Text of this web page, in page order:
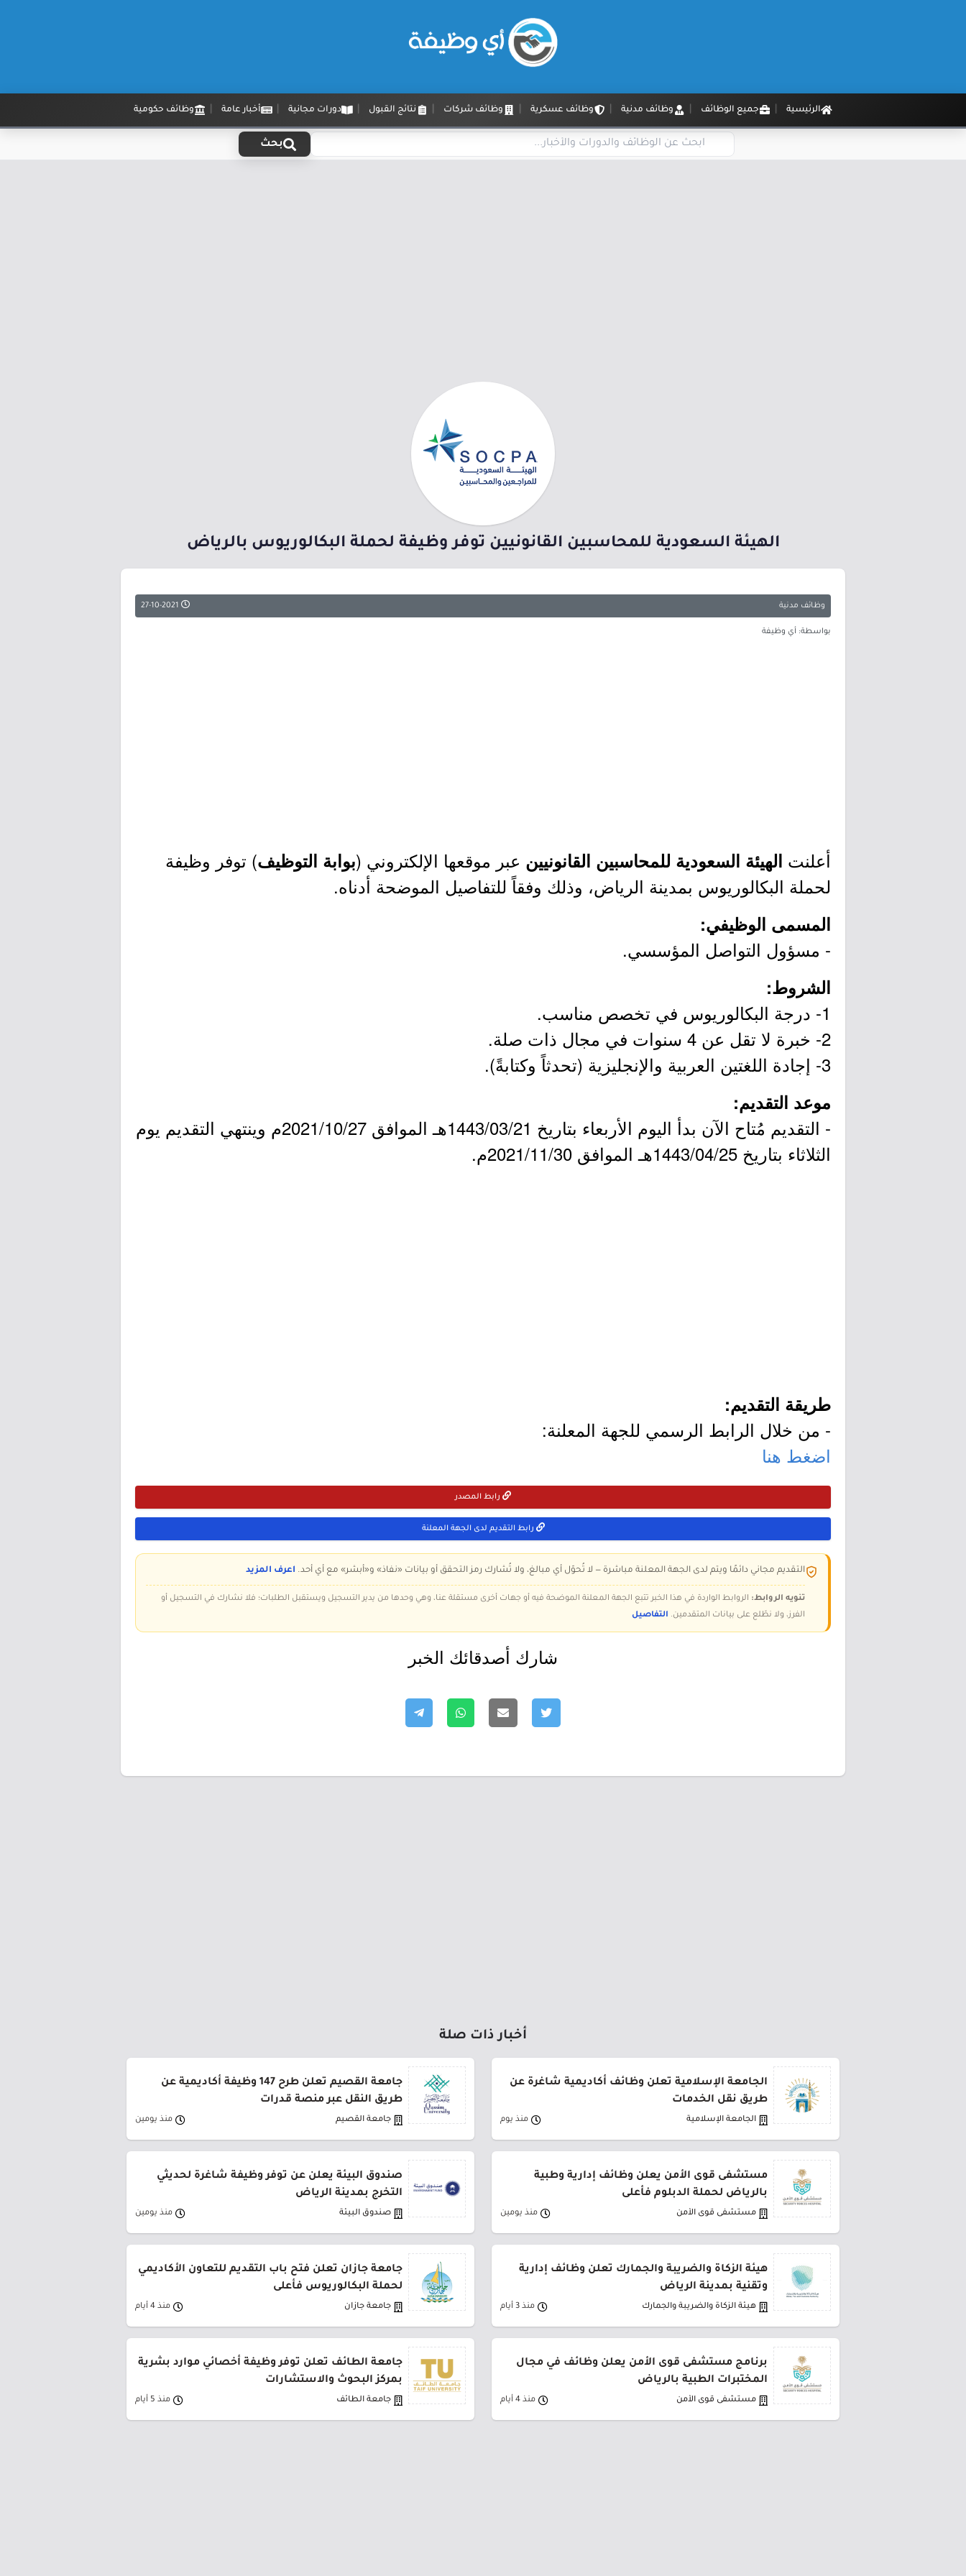
الرئيسية جميع الوظائف وظائف مدنية وظائف عسكرية وظائف شركات نتائج القبول دورات مجانية أخبار عامة وظائف حكومية
بحث
الهيئة السعودية للمحاسبين القانونيين توفر وظيفة لحملة البكالوريوس بالرياض
وظائف مدنية
بواسطة: أي وظيفة
أعلنت الهيئة السعودية للمحاسبين القانونيين عبر موقعها الإلكتروني (بوابة التوظيف) توفر وظيفة
لحملة البكالوريوس بمدينة الرياض، وذلك وفقاً للتفاصيل الموضحة أدناه.
المسمى الوظيفي:
- مسؤول التواصل المؤسسي.
الشروط:
1- درجة البكالوريوس في تخصص مناسب.
2- خبرة لا تقل عن 4 سنوات في مجال ذات صلة.
3- إجادة اللغتين العربية والإنجليزية (تحدثاً وكتابةً).
موعد التقديم:
- التقديم مُتاح الآن بدأ اليوم الأربعاء بتاريخ 1443/03/21هـ الموافق 2021/10/27م وينتهي التقديم يوم
الثلاثاء بتاريخ 1443/04/25هـ الموافق 2021/11/30م.
طريقة التقديم:
- من خلال الرابط الرسمي للجهة المعلنة:
اضغط هنا
رابط المصدر
رابط التقديم لدى الجهة المعلنة
التقديم مجاني دائمًا ويتم لدى الجهة المعلنة مباشرة — لا تُحوّل أي مبالغ، ولا تُشارك رمز التحقق أو بيانات «نفاذ» و«أبشر» مع أي أحد. اعرف المزيد
تنويه الروابط: الروابط الواردة في هذا الخبر تتبع الجهة المعلنة الموضحة فيه أو جهات أخرى مستقلة عنا، وهي وحدها من يدير التسجيل ويستقبل الطلبات؛ فلا نشارك في التسجيل أو
الفرز، ولا نطّلع على بيانات المتقدمين. التفاصيل
شارك أصدقائك الخبر
أخبار ذات صلة
الجامعة الإسلامية تعلن وظائف أكاديمية شاغرة عن
طريق نقل الخدمات
الجامعة الإسلامية منذ يوم
جامعة القصيم تعلن طرح 147 وظيفة أكاديمية عن
طريق النقل عبر منصة قدرات
جامعة القصيم منذ يومين
مستشفى قوى الأمن يعلن وظائف إدارية وطبية
بالرياض لحملة الدبلوم فأعلى
مستشفى قوى الأمن منذ يومين
صندوق البيئة يعلن عن توفر وظيفة شاغرة لحديثي
التخرج بمدينة الرياض
صندوق البيئة منذ يومين
هيئة الزكاة والضريبة والجمارك تعلن وظائف إدارية
وتقنية بمدينة الرياض
هيئة الزكاة والضريبة والجمارك منذ 3 أيام
جامعة جازان تعلن فتح باب التقديم للتعاون الأكاديمي
لحملة البكالوريوس فأعلى
جامعة جازان منذ 4 أيام
برنامج مستشفى قوى الأمن يعلن وظائف في مجال
المختبرات الطبية بالرياض
مستشفى قوى الأمن منذ 4 أيام
جامعة الطائف تعلن توفر وظيفة أخصائي موارد بشرية
بمركز البحوث والاستشارات
جامعة الطائف منذ 5 أيام